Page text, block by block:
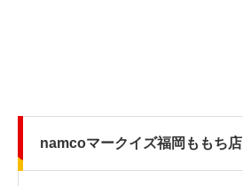
namcoマークイズ福岡ももち店